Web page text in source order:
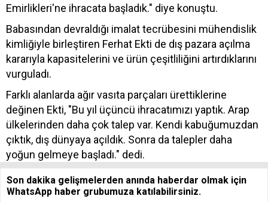
Emirlikleri'ne ihracata başladık." diye konuştu.
Babasından devraldığı imalat tecrübesini mühendislik
kimliğiyle birleştiren Ferhat Ekti de dış pazara açılma
kararıyla kapasitelerini ve ürün çeşitliliğini artırdıklarını
vurguladı.
Farklı alanlarda ağır vasıta parçaları ürettiklerine
değinen Ekti, "Bu yıl üçüncü ihracatımızı yaptık. Arap
ülkelerinden daha çok talep var. Kendi kabuğumuzdan
çıktık, dış dünyaya açıldık. Sonra da talepler daha
yoğun gelmeye başladı." dedi.
Son dakika gelişmelerden anında haberdar olmak için
WhatsApp haber grubumuza katılabilirsiniz.